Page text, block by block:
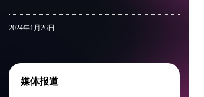
ꀂ
2024年1月26日
媒体报道